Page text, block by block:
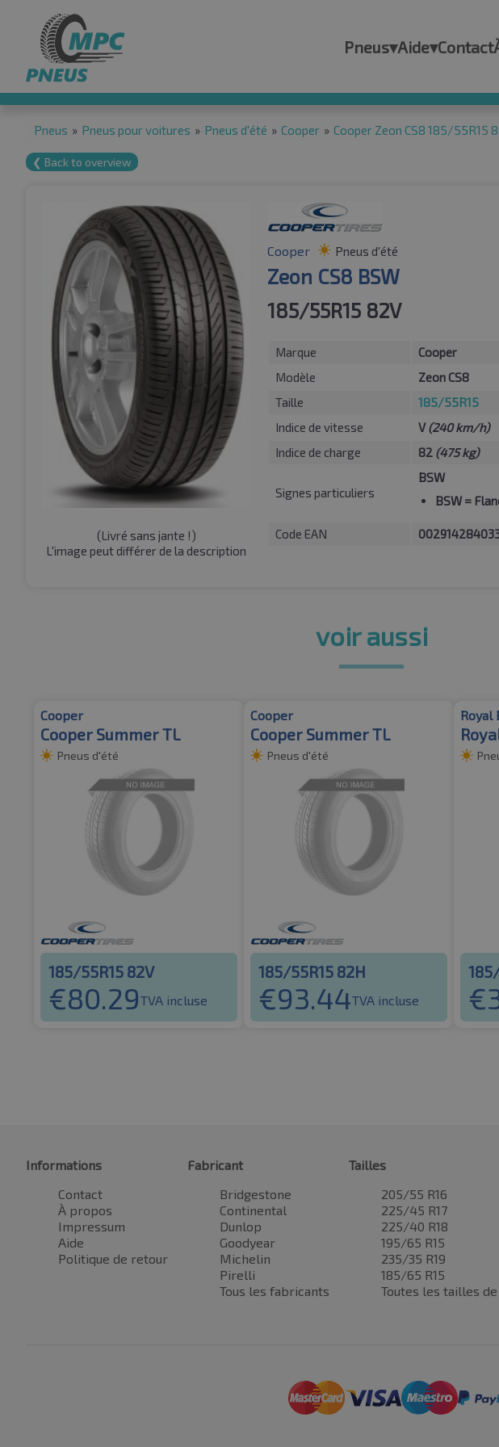
Pneus▾Aide▾Contact
Pneus » Pneus pour voitures » Pneus d'été » Cooper » Cooper Zeon CS8 185/55R15
❮ Back to overview
(Livré sans jante !)
L'image peut différer de la description
Cooper Pneus d'été
Zeon CS8 BSW
185/55R15 82V
Marque
Cooper
Modèle
Zeon CS8
Taille
185/55R15
Indice de vitesse
V(240 km/h)
Indice de charge
82 (475 kg)
Signes particuliers
BSW
BSW=
Code EAN
voir aussi
Cooper
Cooper Summer TL
Pneus d'été
185/55R15 82V
€80.29TVA incluse
Cooper
Cooper Summer TL
Pneus d'été
185/55R15 82H
€93.44TVA incluse
Royal
€
Informations
Contact
À propos
Impressum
Aide
Politique de retour
Fabricant
Bridgestone
Continental
Dunlop
Goodyear
Michelin
Pirelli
Tous les fabricants
Tailles
205/55 R16
225/45 R17
225/40 R18
195/65 R15
235/35 R19
185/65 R15
Toutes les tailles